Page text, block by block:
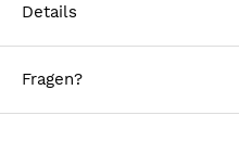
Details
Fragen?